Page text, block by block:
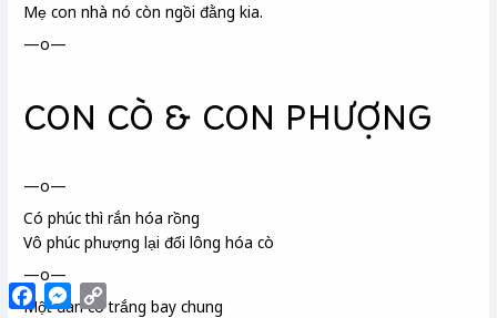
Mẹ con nhà nó còn ngồi đằng kia.
—o—
CON CÒ & CON PHƯỢNG
—o—
Có phúc thì rắn hóa rồng
Vô phúc phượng lại đổi lông hóa cò
—o—
Một đàn cò trắng bay chung
FacebookMessenger
Link